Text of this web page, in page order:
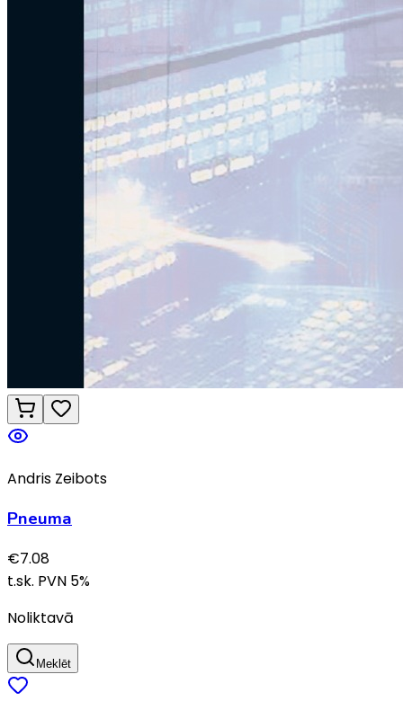
Andris Zeibots
Pneuma
€7.08
t.sk. PVN 5%
Noliktavā
Meklēt